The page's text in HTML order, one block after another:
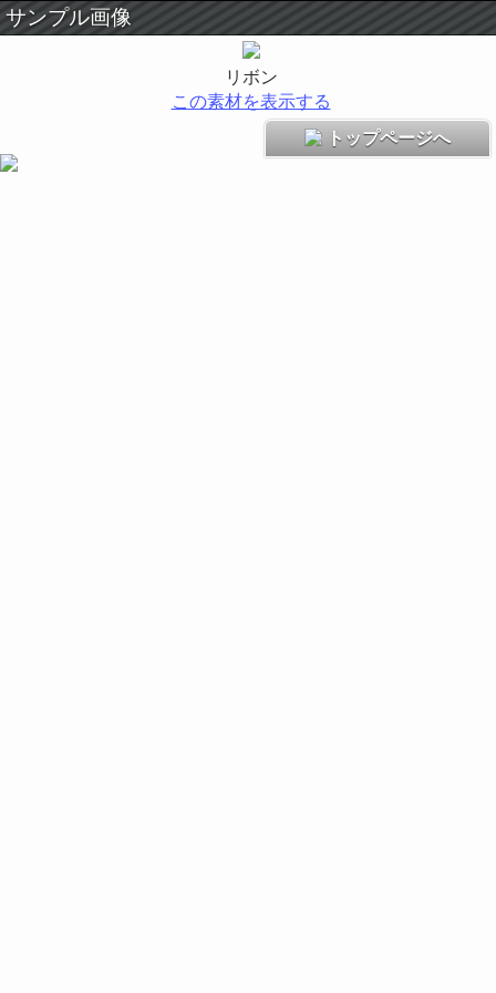
サンプル画像
リボン
この素材を表示する
トップページへ